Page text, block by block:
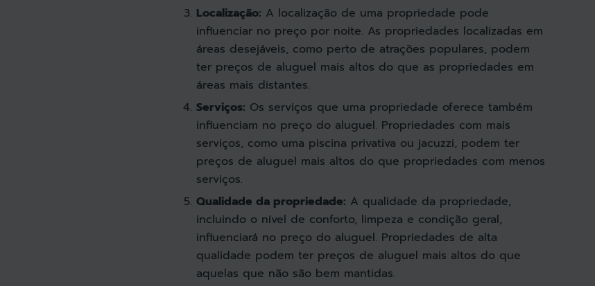
Localização: A localização de uma propriedade pode
influenciar no preço por noite. As propriedades localizadas em
áreas desejáveis, como perto de atrações populares, podem
ter preços de aluguel mais altos do que as propriedades em
áreas mais distantes.
Serviços: Os serviços que uma propriedade oferece também
influenciam no preço do aluguel. Propriedades com mais
serviços, como uma piscina privativa ou jacuzzi, podem ter
preços de aluguel mais altos do que propriedades com menos
serviços.
Qualidade da propriedade: A qualidade da propriedade,
incluindo o nível de conforto, limpeza e condição geral,
influenciará no preço do aluguel. Propriedades de alta
qualidade podem ter preços de aluguel mais altos do que
aquelas que não são bem mantidas.